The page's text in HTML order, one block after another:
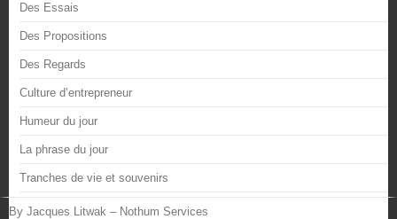
Des Essais
Des Propositions
Des Regards
Culture d’entrepreneur
Humeur du jour
La phrase du jour
Tranches de vie et souvenirs
By Jacques Litwak – Nothum Services